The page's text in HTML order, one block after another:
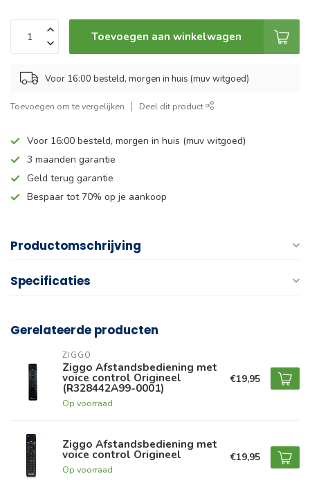
Toevoegen aan winkelwagen
Voor 16:00 besteld, morgen in huis (muv witgoed)
Toevoegen om te vergelijken Deel dit product
Voor 16:00 besteld, morgen in huis (muv witgoed)
3 maanden garantie
Geld terug garantie
Bespaar tot 70% op je aankoop
Productomschrijving
Specificaties
Gerelateerde producten
ZIGGO
Ziggo Afstandsbediening met
voice control Origineel
(R328442A99-0001)
Op voorraad
€19,95
Ziggo Afstandsbediening met
voice control Origineel
Op voorraad
€19,95